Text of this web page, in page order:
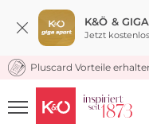
K&Ö &
Jetzt
KOSTENLOSER
Pluscard Vorteile
UNSERE APP
CLICK &